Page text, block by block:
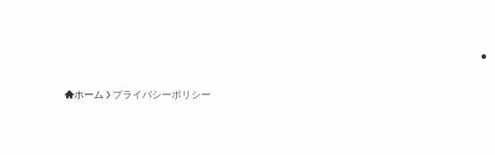
ホーム プライバシーポリシー